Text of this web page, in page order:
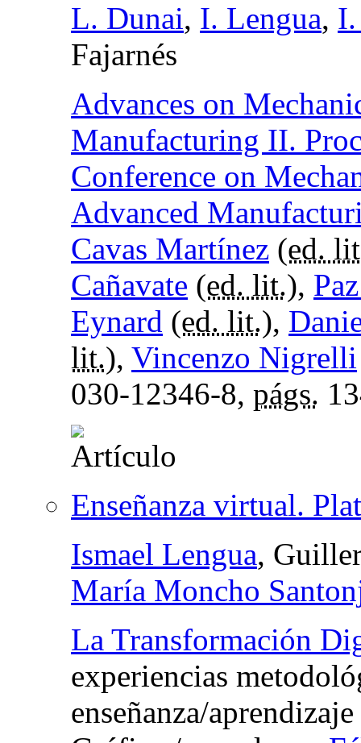
L. Dunai, I. Lengua, I.
Fajarnés
Advances on
Manufacturing II.
Conference on
Advanced
Cavas Martínez (ed.
Cañavate (ed. lit.),
Eynard (ed. lit.),
lit.), Vincenzo Nigrelli
030-12346-8, págs.
Enseñanza virtual.
Ismael Lengua,
María Moncho
La Transformación
experiencias
enseñanza/